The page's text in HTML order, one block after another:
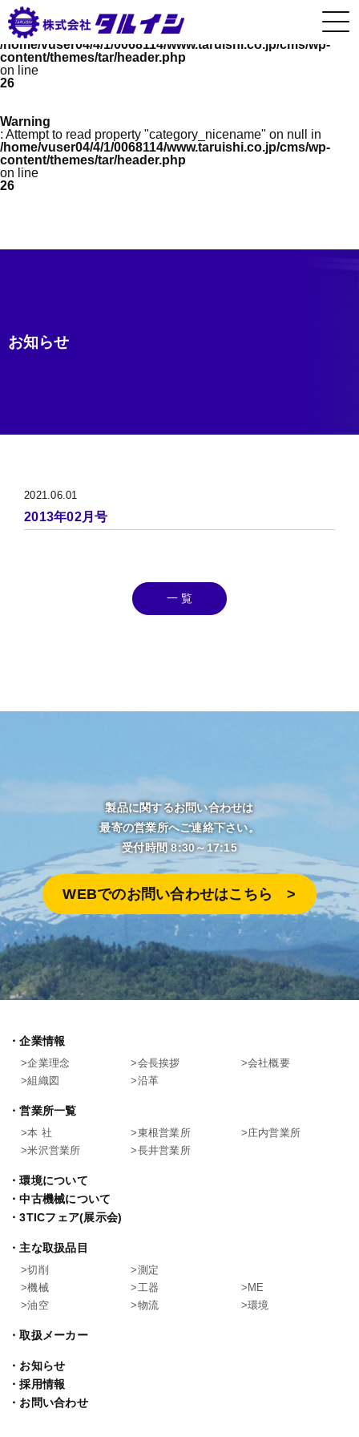
Warning
: Undefined array key 0 in
/home/vuser04/4/1/0068114/www.taruishi.co.jp/cms/wp-
content/themes/tar/header.php
on line
26
Warning
: Attempt to read property "category_nicename" on null in
/home/vuser04/4/1/0068114/www.taruishi.co.jp/cms/wp-
content/themes/tar/header.php
on line
26
お知らせ
2021.06.01
2013年02月号
一 覧
製品に関するお問い合わせは
最寄の営業所へご連絡下さい。
受付時間 8:30～17:15
WEBでのお問い合わせはこちら >︎
企業情報
企業理念
会長挨拶
会社概要
組織図
沿革
営業所一覧
本 社
東根営業所
庄内営業所
米沢営業所
長井営業所
環境について
中古機械について
3TICフェア(展示会)
主な取扱品目
切削
測定
機械
工器
ME
油空
物流 環境
取扱メーカー
お知らせ
採用情報
お問い合わせ